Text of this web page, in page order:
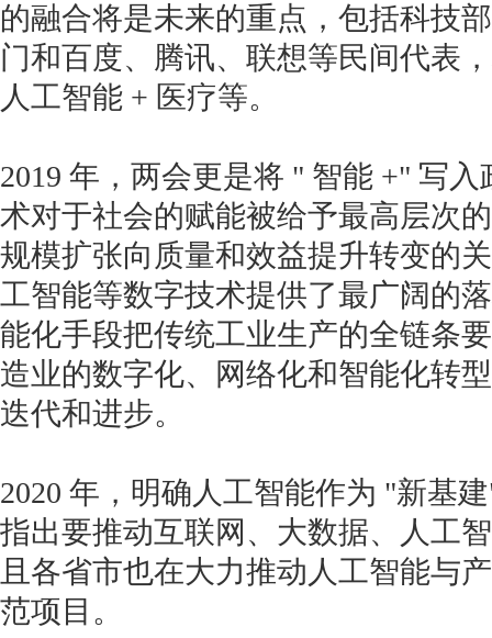
的融合将是未来的重点，包括科技
门和百度、腾讯、联想等民间代表
人工智能 + 医疗等。
2019 年，两会更是将 " 智能 +" 写
术对于社会的赋能被给予最高层次
规模扩张向质量和效益提升转变的
工智能等数字技术提供了最广阔的
能化手段把传统工业生产的全链条
造业的数字化、网络化和智能化转
迭代和进步。
2020 年，明确人工智能作为 "新基
指出要推动互联网、大数据、人工
且各省市也在大力推动人工智能与
范项目。